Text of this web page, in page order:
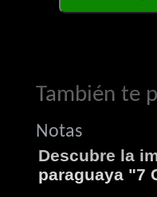
También te
Notas
Descubre la
paraguaya "7